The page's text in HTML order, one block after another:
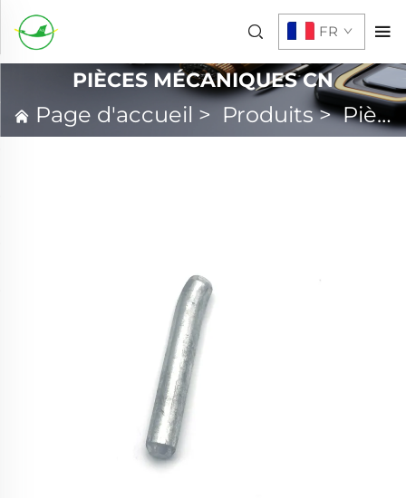
FR
PIÈCES MÉCANIQUES CN
Page d'accueil > Produits>Pièces mécaniques CN